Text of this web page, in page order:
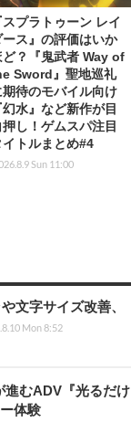
スプラトゥーン レイ
ース』の評価はいか
ど？『鬼武者 Way of
Sword』聖地巡礼
期待のモバイル向け
幻水』など新作が目
押し！ゲムスパ注目
イトルまとめ#4
Sun 11:00
文字サイズ改善、
Mon 8:52
進むADV『光るだけ
体験